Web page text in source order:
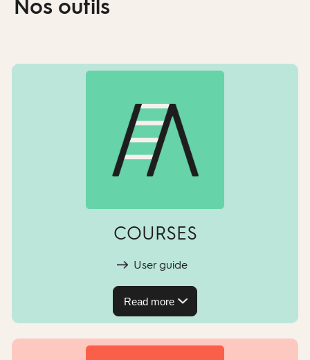
Nos outils
COURSES
User guide
Read more